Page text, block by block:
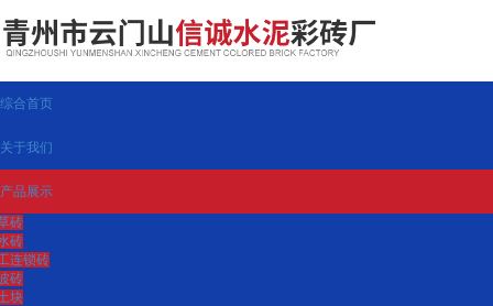
综合首页
关于我们
产品展示
砖
砖
连锁砖
砖
块